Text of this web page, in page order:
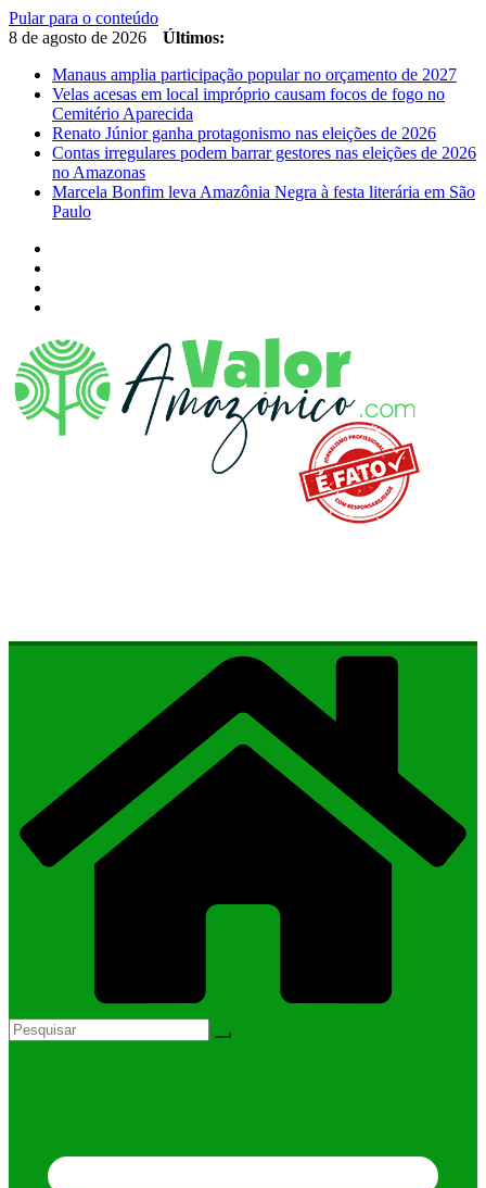
Pular para o conteúdo
8 de agosto de 2026
Últimos:
Manaus amplia participação popular no orçamento de 2027
Velas acesas em local impróprio causam focos de fogo no
Cemitério Aparecida
Renato Júnior ganha protagonismo nas eleições de 2026
Contas irregulares podem barrar gestores nas eleições de 2026
no Amazonas
Marcela Bonfim leva Amazônia Negra à festa literária em São
Paulo